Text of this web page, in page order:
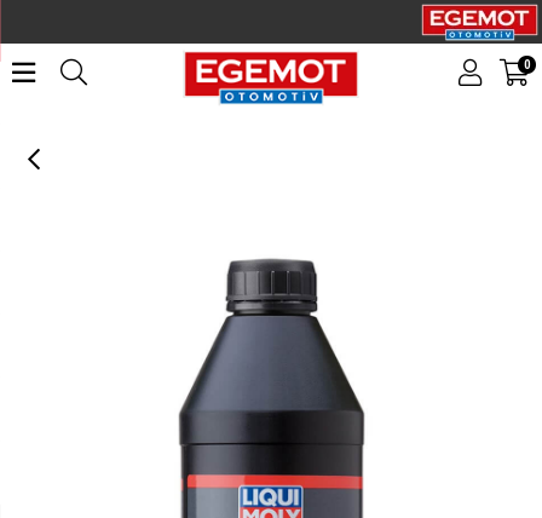
0
LIQUI MOLY Hidrolik Sistem Katkısı 1 Litre (5116)